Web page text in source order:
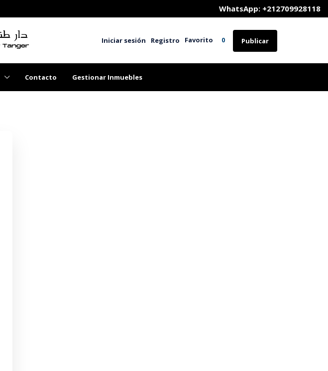
	WhatsApp: +212709928118
Iniciar sesión Registro Favorito 0 Publicar
Contacto Gestionar Inmuebles